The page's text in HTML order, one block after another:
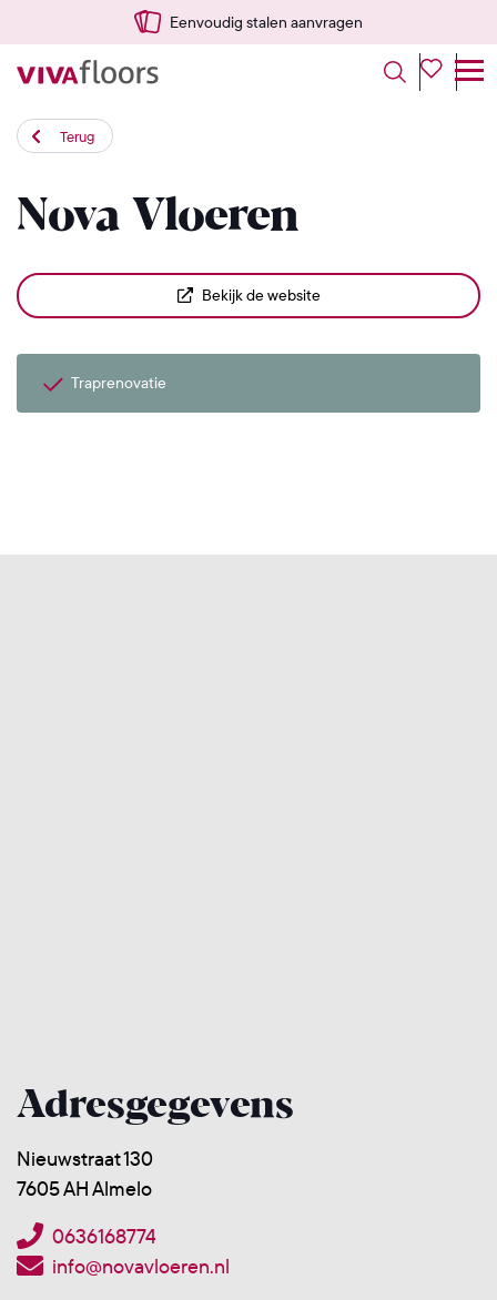
Eenvoudig stalen aanvragen
Terug
Nova Vloeren
Bekijk de website
Traprenovatie
Adresgegevens
Nieuwstraat 130
7605 AH Almelo
0636168774
info@novavloeren.nl